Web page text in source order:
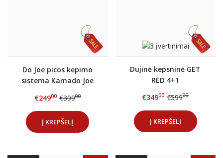
Do Joe picos kepimo
sistema Kamado Joe
€24900 €39900
Į KREPŠELĮ
Dujinė kepsninė GET
RED 4+1
€34900 €59900
Į KREPŠELĮ